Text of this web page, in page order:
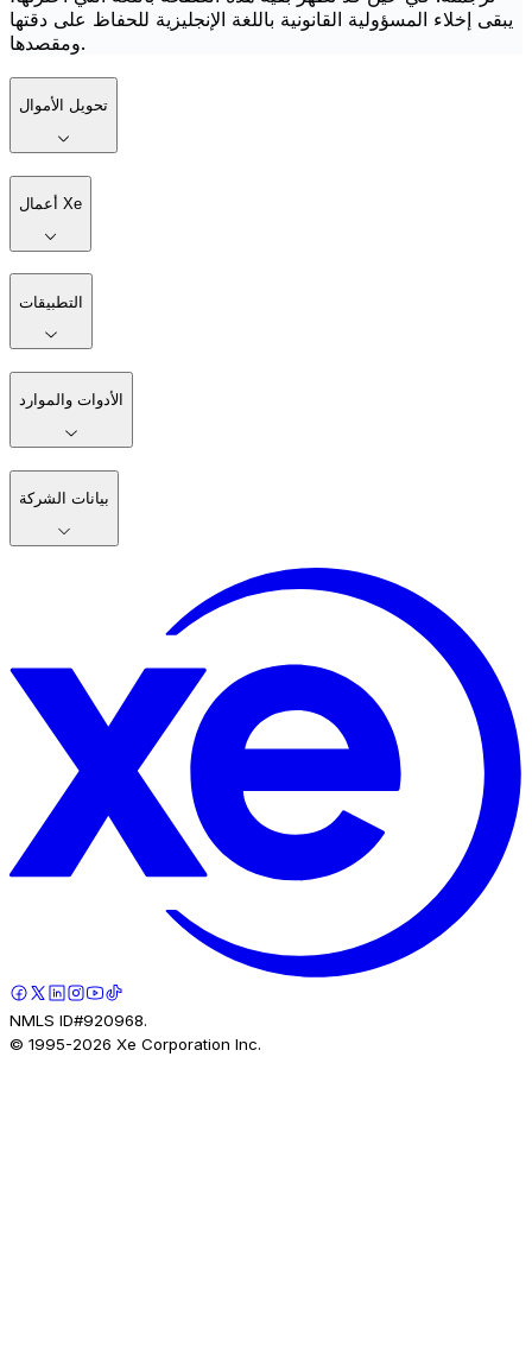
يبقى إخلاء المسؤولية القانونية باللغة الإنجليزية للحفاظ على دقتها
ومقصدها.
تحويل الأموال
أعمال Xe
التطبيقات
الأدوات والموارد
بيانات الشركة
NMLS ID#920968.
© 1995-2026 Xe Corporation Inc.